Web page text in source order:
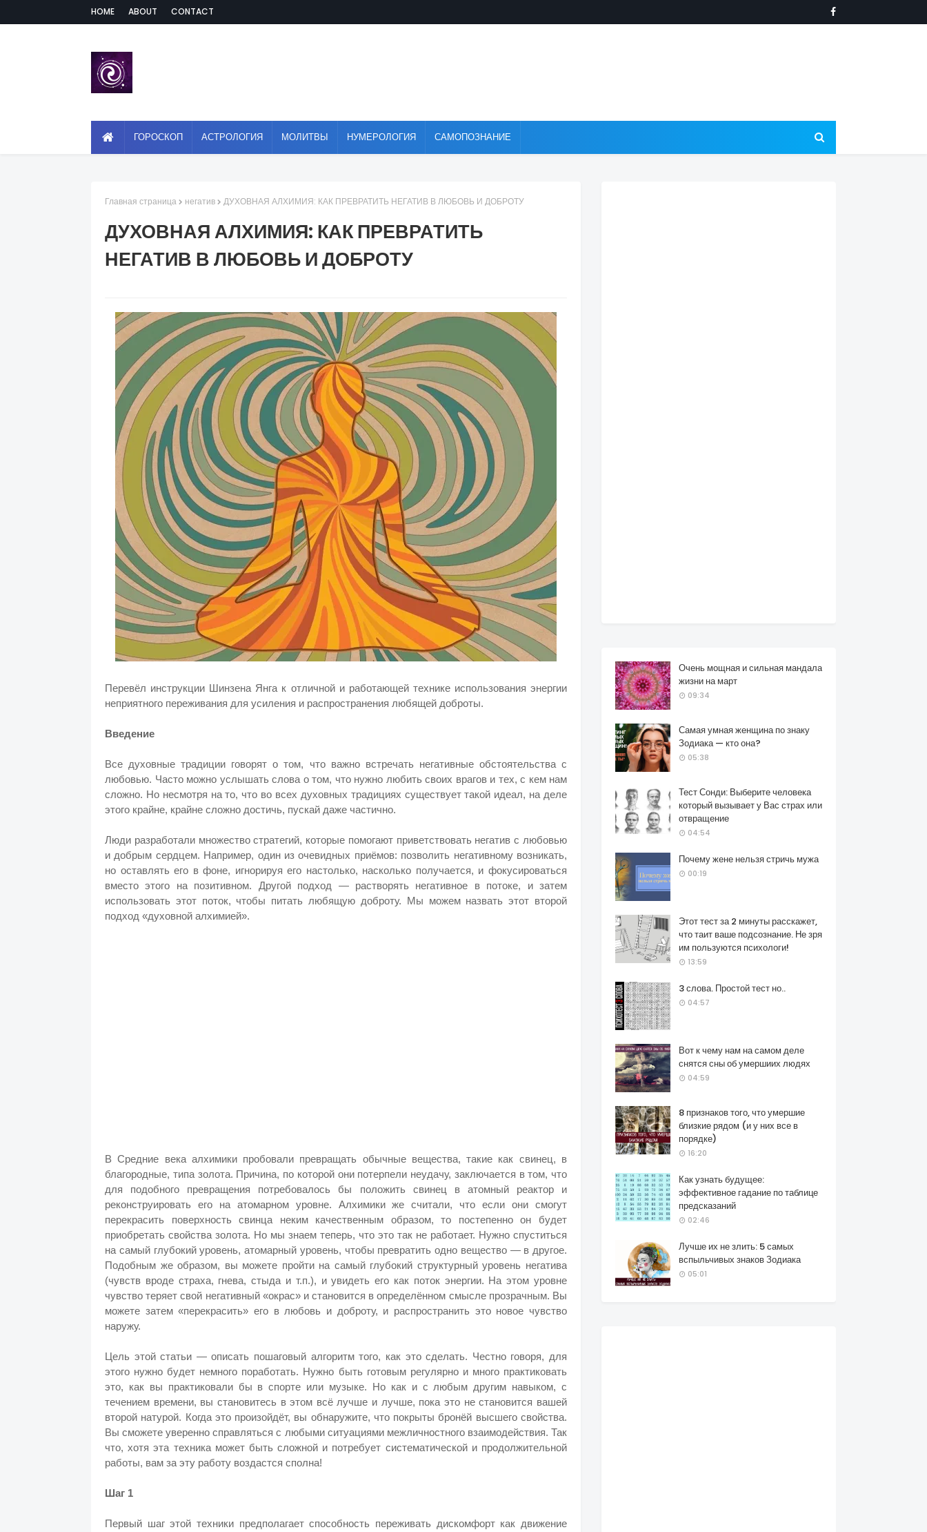
HOME ABOUT CONTACT
ГОРОСКОП АСТРОЛОГИЯ МОЛИТВЫ НУМЕРОЛОГИЯ САМОПОЗНАНИЕ
Главная страница негатив ДУХОВНАЯ АЛХИМИЯ: КАК ПРЕВРАТИТЬ НЕГАТИВ В ЛЮБОВЬ И ДОБРОТУ
ДУХОВНАЯ АЛХИМИЯ: КАК ПРЕВРАТИТЬ
НЕГАТИВ В ЛЮБОВЬ И ДОБРОТУ
Перевёл инструкции Шинзена Янга к отличной и работающей технике использования энергии
неприятного переживания для усиления и распространения любящей доброты.
Введение
Все духовные традиции говорят о том, что важно встречать негативные обстоятельства с
любовью. Часто можно услышать слова о том, что нужно любить своих врагов и тех, с кем нам
сложно. Но несмотря на то, что во всех духовных традициях существует такой идеал, на деле
этого крайне, крайне сложно достичь, пускай даже частично.
Люди разработали множество стратегий, которые помогают приветствовать негатив с любовью
и добрым сердцем. Например, один из очевидных приёмов: позволить негативному возникать,
но оставлять его в фоне, игнорируя его настолько, насколько получается, и фокусироваться
вместо этого на позитивном. Другой подход — растворять негативное в потоке, и затем
использовать этот поток, чтобы питать любящую доброту. Мы можем назвать этот второй
подход «духовной алхимией».
В Средние века алхимики пробовали превращать обычные вещества, такие как свинец, в
благородные, типа золота. Причина, по которой они потерпели неудачу, заключается в том, что
для подобного превращения потребовалось бы положить свинец в атомный реактор и
реконструировать его на атомарном уровне. Алхимики же считали, что если они смогут
перекрасить поверхность свинца неким качественным образом, то постепенно он будет
приобретать свойства золота. Но мы знаем теперь, что это так не работает. Нужно спуститься
на самый глубокий уровень, атомарный уровень, чтобы превратить одно вещество — в другое.
Подобным же образом, вы можете пройти на самый глубокий структурный уровень негатива
(чувств вроде страха, гнева, стыда и т.п.), и увидеть его как поток энергии. На этом уровне
чувство теряет свой негативный «окрас» и становится в определённом смысле прозрачным. Вы
можете затем «перекрасить» его в любовь и доброту, и распространить это новое чувство
наружу.
Цель этой статьи — описать пошаговый алгоритм того, как это сделать. Честно говоря, для
этого нужно будет немного поработать. Нужно быть готовым регулярно и много практиковать
это, как вы практиковали бы в спорте или музыке. Но как и с любым другим навыком, с
течением времени, вы становитесь в этом всё лучше и лучше, пока это не становится вашей
второй натурой. Когда это произойдёт, вы обнаружите, что покрыты бронёй высшего свойства.
Вы сможете уверенно справляться с любыми ситуациями межличностного взаимодействия. Так
что, хотя эта техника может быть сложной и потребует систематической и продолжительной
работы, вам за эту работу воздастся сполна!
Шаг 1
Первый шаг этой техники предполагает способность переживать дискомфорт как движение
Очень мощная и сильная мандала
жизни на март
09:34
Самая умная женщина по знаку
Зодиака — кто она?
05:38
Тест Сонди: Выберите человека
который вызывает у Вас страх или
отвращение
04:54
Почему жене нельзя стричь мужа
00:19
Этот тест за 2 минуты расскажет,
что таит ваше подсознание. Не зря
им пользуются психологи!
13:59
3 слова. Простой тест но..
04:57
Вот к чему нам на самом деле
снятся сны об умершиих людях
04:59
8 признаков того, что умершие
близкие рядом (и у них все в
порядке)
16:20
Как узнать будущее:
эффективное гадание по таблице
предсказаний
02:46
Лучше их не злить: 5 самых
вспыльчивых знаков Зодиака
05:01